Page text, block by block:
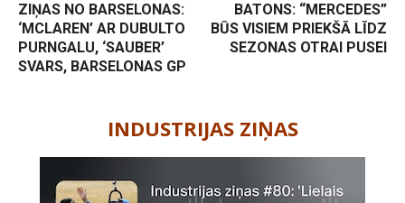
ZIŅAS NO BARSELONAS:
‘MCLAREN’ AR DUBULTO
PURNGALU, ‘SAUBER’
SVARS, BARSELONAS GP
BATONS: “MERCEDES”
BŪS VISIEM PRIEKŠĀ LĪDZ
SEZONAS OTRAI PUSEI
INDUSTRIJAS ZIŅAS